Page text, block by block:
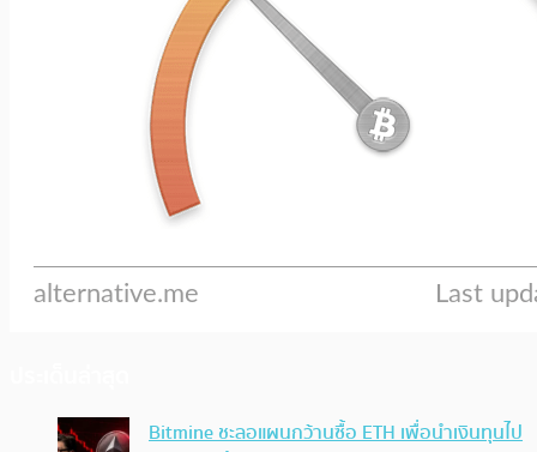
Bitmine ชะลอแผนกว้านซื้อ ETH เพื่อนำเงินทุนไป